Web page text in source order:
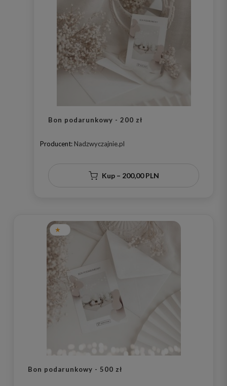
Bon podarunkowy - 200 zł
Producent: Nadzwyczajnie.pl
Kup – 200,00 PLN
Bon podarunkowy - 500 zł